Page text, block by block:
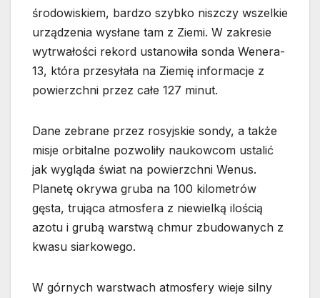
środowiskiem, bardzo szybko niszczy wszelkie
urządzenia wysłane tam z Ziemi. W zakresie
wytrwałości rekord ustanowiła sonda Wenera-
13, która przesyłała na Ziemię informacje z
powierzchni przez całe 127 minut.
Dane zebrane przez rosyjskie sondy, a także
misje orbitalne pozwoliły naukowcom ustalić
jak wygląda świat na powierzchni Wenus.
Planetę okrywa gruba na 100 kilometrów
gęsta, trująca atmosfera z niewielką ilością
azotu i grubą warstwą chmur zbudowanych z
kwasu siarkowego.
W górnych warstwach atmosfery wieje silny